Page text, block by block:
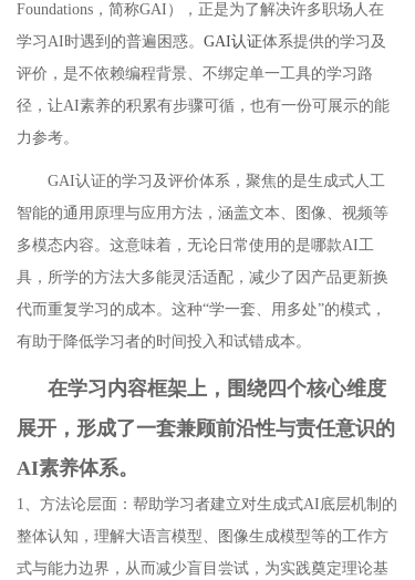
Foundations，简称GAI），正是为了解决许多职场人在
学习AI时遇到的普遍困惑。 GAI认证体系提供的学习及
评价，是不依赖编程背景、不绑定单一工具的学习路
径，让AI素养的积累有步骤可循，也有一份可展示的能
力参考。
GAI认证的学习及评价体系，聚焦的是生成式人工
智能的通用原理与应用方法，涵盖文本、图像、视频等
多模态内容。这意味着，无论日常使用的是哪款AI工
具，所学的方法大多能灵活适配，减少了因产品更新换
代而重复学习的成本。这种“学一套、用多处”的模式，
有助于降低学习者的时间投入和试错成本。
在学习内容框架上，围绕四个核心维度
展开，形成了一套兼顾前沿性与责任意识的
AI素养体系。
1、方法论层面：帮助学习者建立对生成式AI底层机制的
整体认知，理解大语言模型、图像生成模型等的工作方
式与能力边界，从而减少盲目尝试，为实践奠定理论基